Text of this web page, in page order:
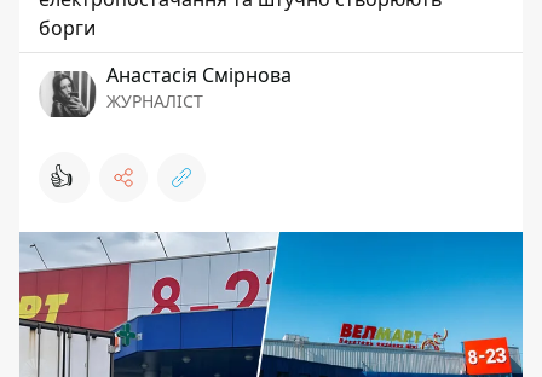
борги
Анастасія Смірнова
ЖУРНАЛІСТ
👍